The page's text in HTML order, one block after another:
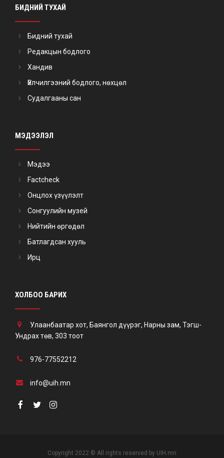
БИДНИЙ ТУХАЙ
Бидний тухай
Редакцын бодлого
Хандив
Үйлчилгээний бодлого, нөхцөл
Судалгааны сан
МЭДЭЭЛЭЛ
Мэдээ
Factcheck
Онцлох үзүүлэлт
Сонгуулийн музей
Нийтийн өргөдөл
Батлагдсан хууль
Ирц
ХОЛБОО БАРИХ
Улаанбаатар хот, Баянгол дүүрэг, Нарны зам, Тэгш-
Ундрах төв, 303 тоот
976-77552212
info@uih.mn
Copyright 2022 © All rights reserved by UIH.mn